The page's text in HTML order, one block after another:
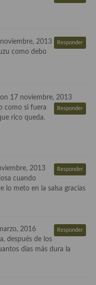
2013 Responder
como debo
on 17 noviembre, 2013
Responder
como si fuera
rico queda.
2013 Responder
cuando
lo meto en la salsa gracias
2016 Responder
después de los
dias más dura la